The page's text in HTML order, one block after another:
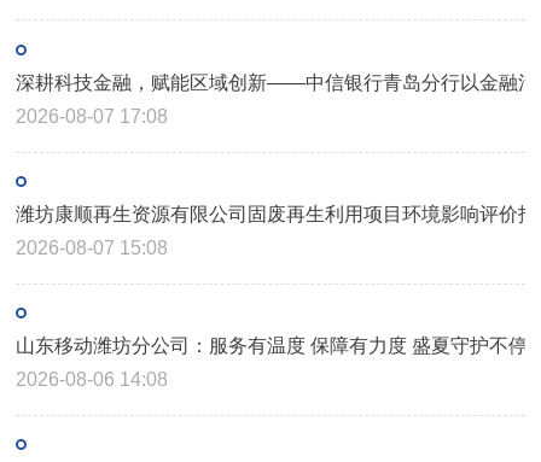
深耕科技金融，赋能区域创新——中信银行青岛分行以金融活
2026-08-07 17:08
潍坊康顺再生资源有限公司固废再生利用项目环境影响评价
2026-08-07 15:08
山东移动潍坊分公司：服务有温度 保障有力度 盛夏守护不停
2026-08-06 14:08